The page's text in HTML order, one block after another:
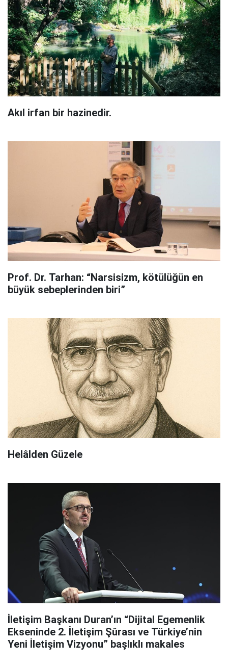
Akıl irfan bir hazinedir.
Prof. Dr. Tarhan: “Narsisizm, kötülüğün en
büyük sebeplerinden biri”
Helâlden Güzele
İletişim Başkanı Duran’ın “Dijital Egemenlik
Ekseninde 2. İletişim Şûrası ve Türkiye’nin
Yeni İletişim Vizyonu” başlıklı makales